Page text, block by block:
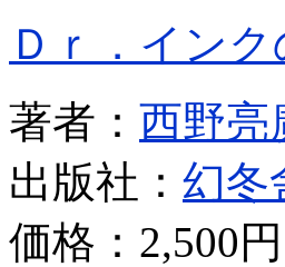
Ｄｒ．イン
著者： 西野亮
出版社： 幻冬
価格： 2,500円